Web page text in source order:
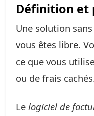
Définition et
Une solution
vous êtes libre.
ce que vous
ou de frais
Le logiciel de